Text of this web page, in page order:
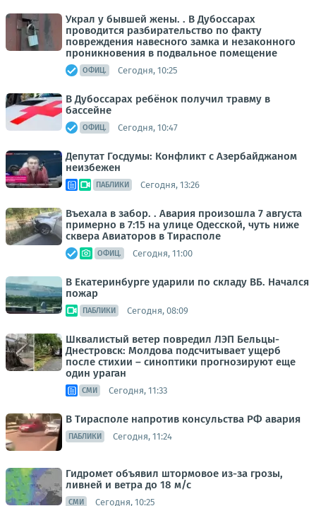
Украл у бывшей жены. . В Дубоссарах
проводится разбирательство по факту
повреждения навесного замка и незаконного
проникновения в подвальное помещение
ОФИЦ. Сегодня, 10:25
В Дубоссарах ребёнок получил травму в
бассейне
ОФИЦ. Сегодня, 10:47
Депутат Госдумы: Конфликт с Азербайджаном
неизбежен
ПАБЛИКИ Сегодня, 13:26
Въехала в забор. . Авария произошла 7 августа
примерно в 7:15 на улице Одесской, чуть ниже
сквера Авиаторов в Тирасполе
ОФИЦ. Сегодня, 11:00
В Екатеринбурге ударили по складу ВБ. Начался
пожар
ПАБЛИКИ Сегодня, 08:09
Шквалистый ветер повредил ЛЭП Бельцы-
Днестровск: Молдова подсчитывает ущерб
после стихии – синоптики прогнозируют еще
один ураган
СМИ Сегодня, 11:33
В Тирасполе напротив консульства РФ авария
ПАБЛИКИ Сегодня, 11:24
Гидромет объявил штормовое из-за грозы,
ливней и ветра до 18 м/с
СМИ Сегодня, 10:25